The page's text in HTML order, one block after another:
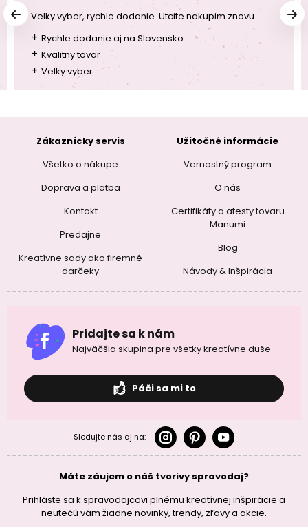
Velky vyber, rychle dodanie. Utcite nakupim znovu
+ Rychle dodanie aj na Slovensko
+ Kvalitny tovar
+ Velky vyber
Zákaznícky servis
Všetko o nákupe
Doprava a platba
Kontakt
Predajne
Kreatívne sady ako firemné
darčeky
Užitočné informácie
Vernostný program
O nás
Certifikáty a atesty tovaru
Manumi
Blog
Návody & Inšpirácia
Pridajte sa k nám
Najväčšia skupina pre všetky kreatívne duše
Páči sa mi to
Sledujte nás aj na:
Máte záujem o náš tvorivy spravodaj?
Prihláste sa k spravodajcovi plnému kreatívnej inšpirácie a
neutečú vám žiadne novinky, trendy, zľavy a akcie.